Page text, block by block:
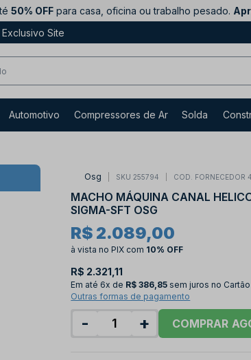
50% OFF para casa, oficina ou trabalho pesado.
Site
Automotivo Compressores de Ar Solda
Osg SKU 255794 COD. FORNECEDOR
MACHO MÁQUINA CANAL
SIGMA-SFT OSG
R$ 2.089,00
à vista no PIX com 10% OFF
R$ 2.321,11
Em até 6x de R$ 386,85 sem juros no Cartão
Outras formas de pagamento
- + COMPRAR